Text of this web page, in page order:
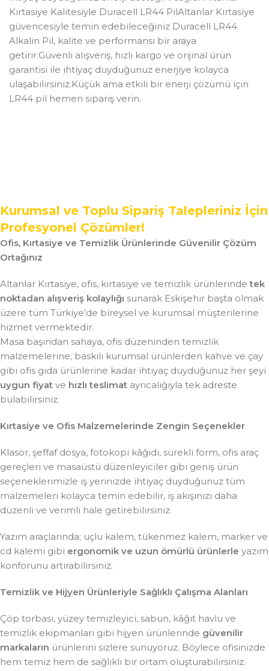
Kırtasiye Kalitesiyle Duracell LR44 PilAltanlar Kırtasiye
güvencesiyle temin edebileceğiniz Duracell LR44
Alkalin Pil, kalite ve performansı bir araya
getirir.Güvenli alışveriş, hızlı kargo ve orijinal ürün
garantisi ile ihtiyaç duyduğunuz enerjiye kolayca
ulaşabilirsiniz.Küçük ama etkili bir enerji çözümü için
LR44 pil hemen sipariş verin.
Kurumsal ve Toplu Sipariş Talepleriniz İçin
Profesyonel Çözümler!
Ofis, Kırtasiye ve Temizlik Ürünlerinde Güvenilir Çözüm
Ortağınız
Altanlar Kırtasiye, ofis, kırtasiye ve temizlik ürünlerindetek
noktadan alışveriş kolaylığı sunarak Eskişehir başta olmak
üzere tüm Türkiye’de bireysel ve kurumsal müşterilerine
hizmet vermektedir.
Masa başından sahaya, ofis düzeninden temizlik
malzemelerine; baskılı kurumsal ürünlerden kahve ve çay
gibi ofis gıda ürünlerine kadar ihtiyaç duyduğunuz her şeyi
uygun fiyat ve hızlı teslimat ayrıcalığıyla tek adreste
bulabilirsiniz.
Kırtasiye ve Ofis Malzemelerinde Zengin Seçenekler
Klasör, şeffaf dosya, fotokopi kâğıdı, sürekli form, ofis araç
gereçleri ve masaüstü düzenleyiciler gibi geniş ürün
seçeneklerimizle iş yerinizde ihtiyaç duyduğunuz tüm
malzemeleri kolayca temin edebilir, iş akışınızı daha
düzenli ve verimli hale getirebilirsiniz.
Yazım araçlarında; uçlu kalem, tükenmez kalem, marker ve
cd kalemi gibi ergonomik ve uzun ömürlü ürünlerle yazım
konforunu artırabilirsiniz.
Temizlik ve Hijyen Ürünleriyle Sağlıklı Çalışma Alanları
Çöp torbası, yüzey temizleyici, sabun, kâğıt havlu ve
temizlik ekipmanları gibi hijyen ürünlerinde güvenilir
markaların ürünlerini sizlere sunuyoruz. Böylece ofisinizde
hem temiz hem de sağlıklı bir ortam oluşturabilirsiniz.